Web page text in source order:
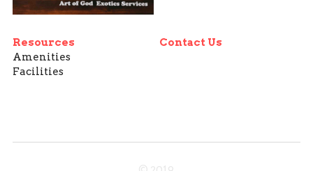
Resources
Amenities
Facilities
Contact Us